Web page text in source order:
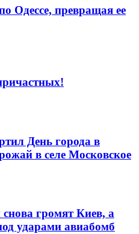
Одессе, превращая ее
День города в
в селе Московское
громят Киев, а
ударами авиабомб